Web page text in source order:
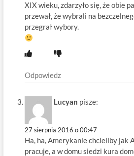
XIX wieku, zdarzyło się, że obie
przewał, że wybrali na
przegrał wybory.
Odpowiedz
Lucyan pisze:
27 sierpnia 2016 o 00:47
Ha, ha, Amerykanie chcieliby jak
pracuje, a w domu siedzi kura